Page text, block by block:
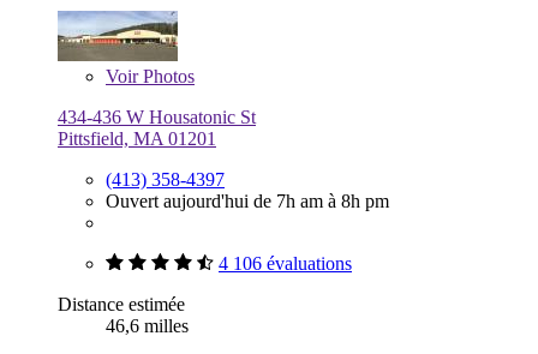
VoirPhotos
434-436 W Housatonic St
Pittsfield, MA 01201
(413) 358-4397
Ouvert aujourd'hui de 7h am à 8h pm
4 106 évaluations
Distance estimée
46,6 milles